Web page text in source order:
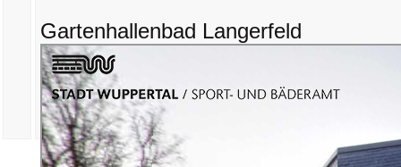
Gartenhallenbad Langerfeld